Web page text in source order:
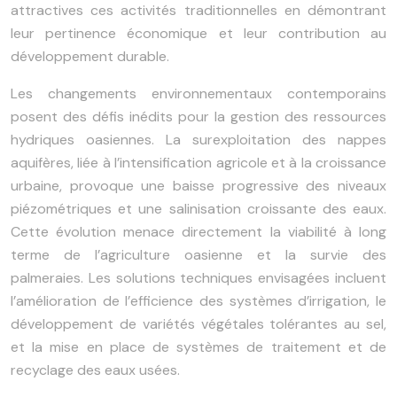
attractives ces activités traditionnelles en démontrant
leur pertinence économique et leur contribution au
développement durable.
Les changements environnementaux contemporains
posent des défis inédits pour la gestion des ressources
hydriques oasiennes. La surexploitation des nappes
aquifères, liée à l’intensification agricole et à la croissance
urbaine, provoque une baisse progressive des niveaux
piézométriques et une salinisation croissante des eaux.
Cette évolution menace directement la viabilité à long
terme de l’agriculture oasienne et la survie des
palmeraies. Les solutions techniques envisagées incluent
l’amélioration de l’efficience des systèmes d’irrigation, le
développement de variétés végétales tolérantes au sel,
et la mise en place de systèmes de traitement et de
recyclage des eaux usées.